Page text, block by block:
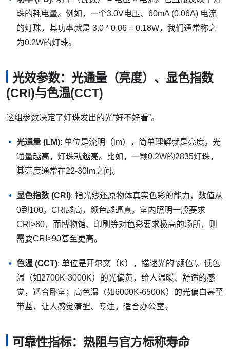
珠的耗电量。例如，一个3.0V电压、60mA (0.06A) 电流
的灯珠，其功率就是 3.0 * 0.06 = 0.18W，我们通常称之
为0.2W的灯珠。
光效参数：光通量（亮度）、显色指数
(CRI)与色温(CCT)
这组参数决定了灯珠发出的光“好不好看”。
光通量 (LM): 单位是流明（lm），简单理解就是亮度。光
通量越高，灯珠就越亮。比如，一颗0.2W的2835灯珠，
其亮度通常在22-30lm之间。
显色指数 (CRI): 指光线还原物体真实色彩的能力，数值从
0到100。CRI越高，颜色越逼真。室内照明一般要求
CRI>80，而博物馆、印刷等对色彩要求极高的场所，则
需要CRI>90甚至更高。
色温 (CCT): 单位是开尔文（K），描述光的“颜色”。低色
温（如2700K-3000K）的光偏黄，给人温暖、舒适的感
觉，适合卧室；高色温（如6000K-6500K）的光偏白甚至
带蓝，让人感觉清醒、专注，适合办公室。
可靠性指标：热阻与官方标称寿命